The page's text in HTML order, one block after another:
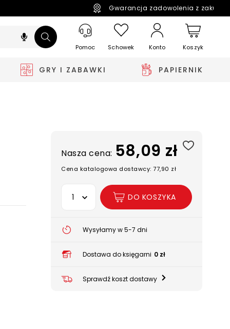
Gwarancja zadowolenia z
Pomoc Schowek Konto Koszyk
GRY I ZABAWKI PAPIERNIK
Nasza cena: 58,09 zł
Cena katalogowa dostawcy: 77,90 zł
Wybierz opcję
DO KOSZYKA
Wysyłamy w 5-7 dni
Dostawa do księgarni 0 zł
Sprawdź koszt dostawy